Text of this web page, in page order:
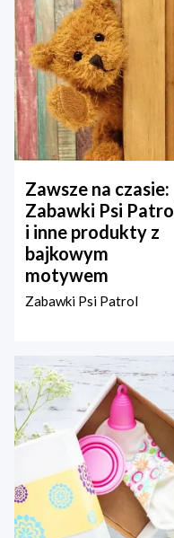
Zawsze na czasie:
Zabawki Psi Patrol
i inne produkty z
bajkowym
motywem
Zabawki Psi Patrol